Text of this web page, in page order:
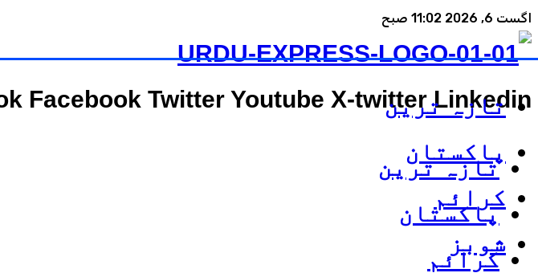
اگست 6, 2026 11:02 صبح
Facebook Twitter Youtube X-twitter Linkedin
تازہ ترین
پاکستان
کرائم
تازہ ترین
پاکستان
کرائم
شوبز